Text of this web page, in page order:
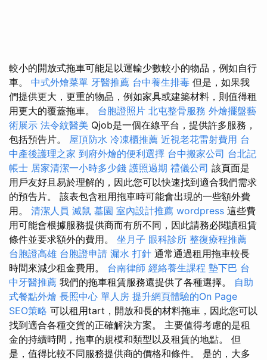
較小的開放式拖車可能足以運輸少數較小的物品，例如自行
車。 中式外燴菜單 牙醫推薦 台中養生排毒 但是，如果我
們提供更大，更重的物品，例如家具或建築材料，則值得租
用更大的覆蓋拖車。 台胞證照片 北屯整骨服務 外燴擺盤藝
術展示 法令紋醫美 Qjob是一個在線平台，提供許多服務，
包括預告片。 屋頂防水 冷凍櫃推薦 近視老花雷射費用 台
中產後護理之家 到府外燴的便利選擇 台中搬家公司 台北記
帳士 居家清潔一小時多少錢 護照過期 禮儀公司 該頁面是
用戶友好且易於理解的，因此您可以快速找到適合我們需求
的預告片。 該表包含租用拖車時可能會出現的一些額外費
用。 清潔人員 滅鼠 墓園 室內設計推薦 wordpress 這些費
用可能會根據服務提供商而有所不同，因此請務必閱讀租賃
條件並要求額外的費用。 坐月子 眼科診所 整復療程推薦
台胞證高雄 台胞證申請 漏水 打針 通常通過租用拖車較長
時間來減少租金費用。 台南律師 經絡養生課程 墊下巴 台
中牙醫推薦 我們的拖車租賃服務還提供了各種選擇。 自助
式餐點外燴 長照中心 單人房 提升網頁體驗的On Page
SEO策略 可以租用tart，開放和長的材料拖車，因此您可以
找到適合各種交貨的正確解決方案。 主要值得考慮的是租
金的持續時間，拖車的規模和類型以及租賃的地點。 但
是，值得比較不同服務提供商的價格和條件。 是的，大多